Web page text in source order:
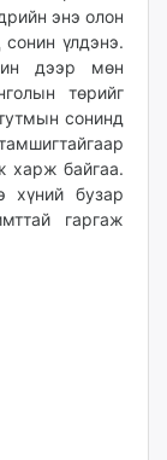
энэ олон
сонин үлдэнэ.
дээр мөн
төрийг
сонинд
харж байгаа.
хүний бузар
гаргаж